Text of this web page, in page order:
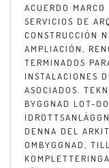
ACUERDO
SERVICIOS DE
CONSTRUCCIÓN
AMPLIACIÓN,
TERMINADOS
INSTALACIONES
ASOCIADOS.
BYGGNAD LOT-
DENNA DEL
OMBYGGNAD,